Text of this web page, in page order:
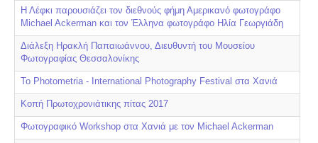
Η Λέφκι παρουσιάζει τον διεθνούς φήμη Αμερικανό φωτογράφο
Michael Ackerman και τον Έλληνα φωτογράφο Ηλία Γεωργιάδη
Διάλεξη Ηρακλή Παπαιωάννου, Διευθυντή του Μουσείου
Φωτογραφίας Θεσσαλονίκης
Το Photometria - International Photography Festival στα Χανιά
Κοπή Πρωτοχρονιάτικης πίτας 2017
Φωτογραφικό Workshop στα Χανιά με τον Michael Ackerman